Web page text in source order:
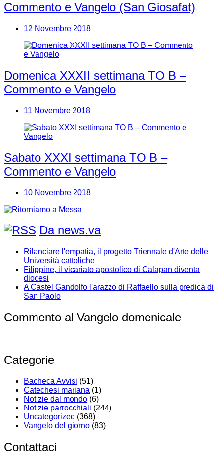
Commento e Vangelo (San Giosafat)
12 Novembre 2018
Domenica XXXII settimana TO B –
Commento e Vangelo
11 Novembre 2018
Sabato XXXI settimana TO B –
Commento e Vangelo
10 Novembre 2018
Da news.va
Rilanciare l'empatia, il progetto Triennale d'Arte delle
Università cattoliche
Filippine, il vicariato apostolico di Calapan diventa
diocesi
A Castel Gandolfo l'arazzo di Raffaello sulla predica di
San Paolo
Commento al Vangelo domenicale
Categorie
Bacheca Avvisi (51)
Catechesi mariana (1)
Notizie dal mondo (6)
Notizie parrocchiali (244)
Uncategorized (368)
Vangelo del giorno (83)
Contattaci